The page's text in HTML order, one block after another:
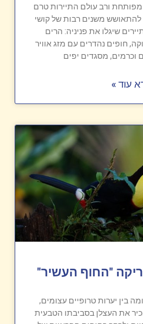
ורב עולם התיירות טרם
משנים רבות של קושי
שיגלו את פניניה: הרים
חופים נהדרים עם מזג אוויר
וכרמים, מסגדים יפים
עוד »
"החוף העשיר"
בין יערות טרופיים עצומים,
את העצלן בסביבתו הטבעית